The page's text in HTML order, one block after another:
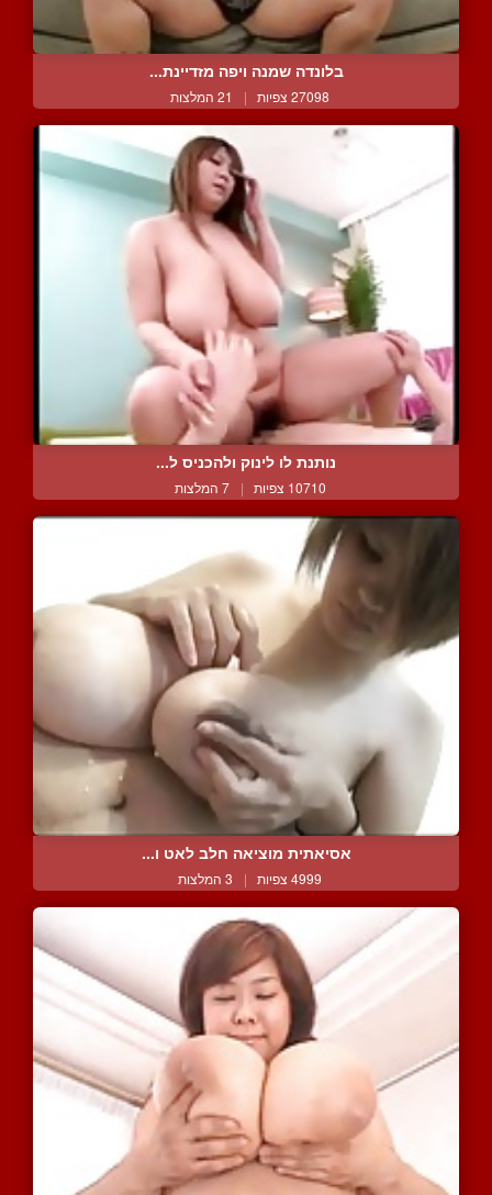
בלונדה שמנה ויפה מזדיינת...
27098 צפיות | 21 המלצות
נותנת לו לינוק ולהכניס ל...
10710 צפיות | 7 המלצות
אסיאתית מוציאה חלב לאט ו...
4999 צפיות | 3 המלצות